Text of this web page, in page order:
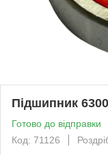
Підшипник
Готово до відправки
Код: 71126